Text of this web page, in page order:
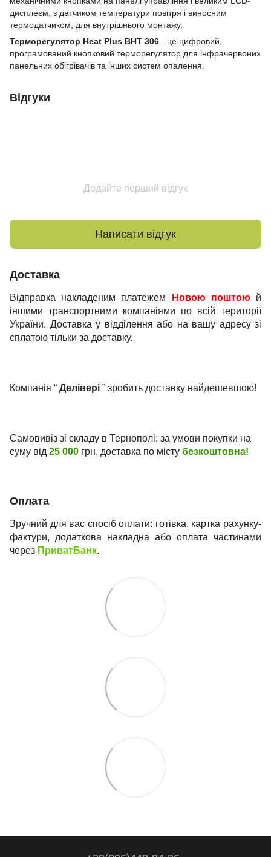
дисплеєм, з датчиком температури повітря і виносним
термодатчиком, для внутрішнього монтажу.
Терморегулятор Heat Plus BHT 306 - це цифровий,
програмований кнопковий терморегулятор для інфрачервоних
панельних обігрівачів та інших систем опалення.
Відгуки
Додайте перший відгук
Написати відгук
Доставка
Відправка накладеним платежем Новою поштою й
іншими транспортними компаніями по всій території
України. Доставка у відділення або на вашу адресу зі
сплатою тільки за доставку.
Компанія “ Делівері ” зробить доставку найдешевшою!
Самовивіз зі складу в Тернополі; за умови покупки на
суму від 25 000 грн, доставка по місту безкоштовна!
Оплата
Зручний для вас спосіб оплати: готівка, картка рахунку-
фактури, додаткова накладна або оплата частинами
через ПриватБанк.